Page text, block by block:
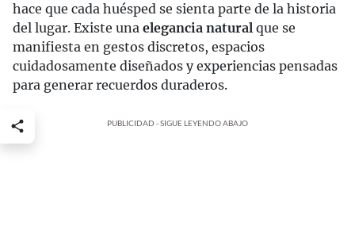
hace que cada huésped se sienta parte de la historia
del lugar. Existe una elegancia natural que se
manifiesta en gestos discretos, espacios
cuidadosamente diseñados y experiencias pensadas
para generar recuerdos duraderos.
PUBLICIDAD - SIGUE LEYENDO ABAJO